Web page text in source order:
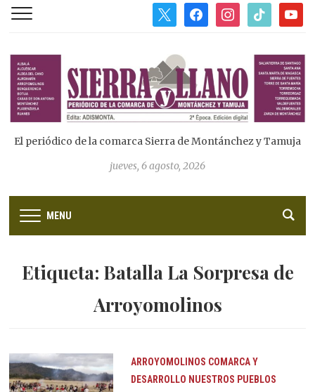
facebookinstagram
tiktok
El periódico de la comarca Sierra de Montánchez y Tamuja
jueves, 6 agosto, 2026
MENU
Etiqueta: Batalla La Sorpresa de
Arroyomolinos
ARROYOMOLINOS COMARCA Y
DESARROLLO NUESTROS PUEBLOS